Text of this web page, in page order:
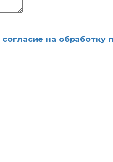
согласие на обработку